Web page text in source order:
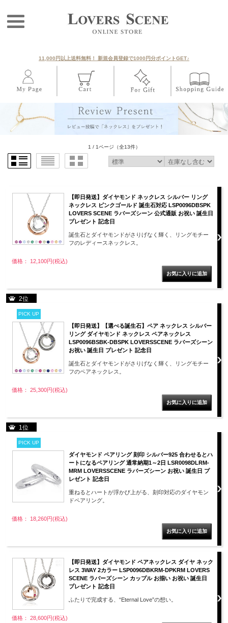
11,000円以上送料無料！ 新規会員登録で1000円分ポイントGET♪
1 / 1ページ （全13件）
【即日発送】ダイヤモンド ネックレス シルバー リング
ネックレス ピンクゴールド 誕生石対応 LSP0096DBSPK
LOVERS SCENE ラバーズシーン 公式通販 お祝い 誕生日
プレゼント 記念日
誕生石とダイヤモンドがさりげなく輝く、リングモチー
フのレディースネックレス。
価格： 12,100円(税込)
2位
PICK UP
【即日発送】【選べる誕生石】ペア ネックレス シルバー
リング ダイヤモンド ネックレス ペアネックレス
LSP0096BSBK-DBSPK LOVERSSCENE ラバーズシーン
お祝い 誕生日 プレゼント 記念日
誕生石とダイヤモンドがさりげなく輝く、リングモチー
フのペアネックレス。
価格： 25,300円(税込)
1位
PICK UP
ダイヤモンド ペアリング 刻印 シルバー925 合わせるとハ
ートになるペアリング 通常納期1～2日 LSR0098DLRM-
MRM LOVERSSCENE ラバーズシーン お祝い 誕生日 プ
レゼント 記念日
重ねるとハートが浮かび上がる、刻印対応のダイヤモン
ドペアリング。
価格： 18,260円(税込)
【即日発送】ダイヤモンド ペアネックレス ダイヤ ネック
レス 3WAY 2カラー LSP0096DBKRM-DPKRM LOVERS
SCENE ラバーズシーン カップル お揃い お祝い 誕生日
プレゼント 記念日
ふたりで完成する、“Eternal Love”の想い。
価格： 28,600円(税込)